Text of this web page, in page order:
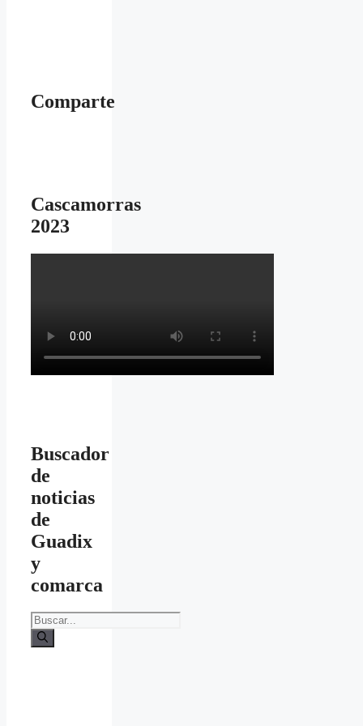
Comparte
Cascamorras
2023
Buscador
de
noticias
de
Guadix
y
comarca
Buscar: